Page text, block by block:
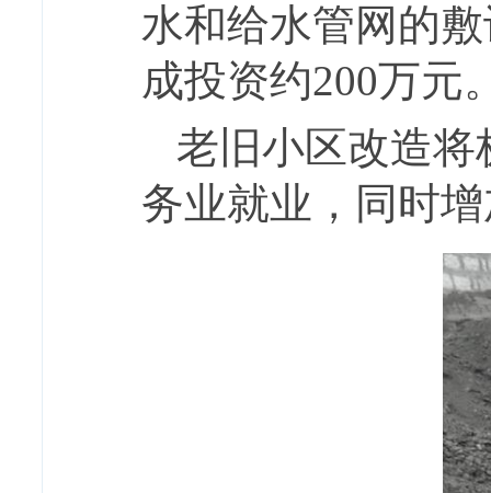
水和给水管网的
成投资约200万元
老旧小区改造
务业就业，同时